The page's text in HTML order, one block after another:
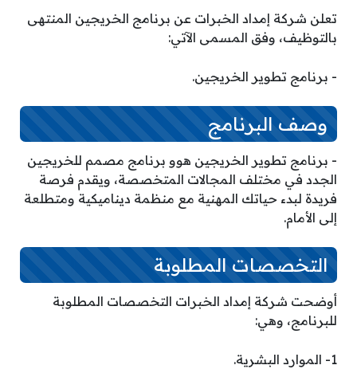
تعلن شركة إمداد الخبرات عن برنامج الخريجين المنتهى
بالتوظيف، وفق المسمى الآتي:
­- برنامج تطوير الخريجين.
وصف البرنامج
­- برنامج تطوير الخريجين هوو برنامج مصمم للخريجين
الجدد في مختلف المجالات المتخصصة، ويقدم فرصة
فريدة لبدء حياتك المهنية مع منظمة ديناميكية ومتطلعة
إلى الأمام.
التخصصات المطلوبة
أوضحت شركة إمداد الخبرات التخصصات المطلوبة
للبرنامج، وهي:
1- الموارد البشرية.